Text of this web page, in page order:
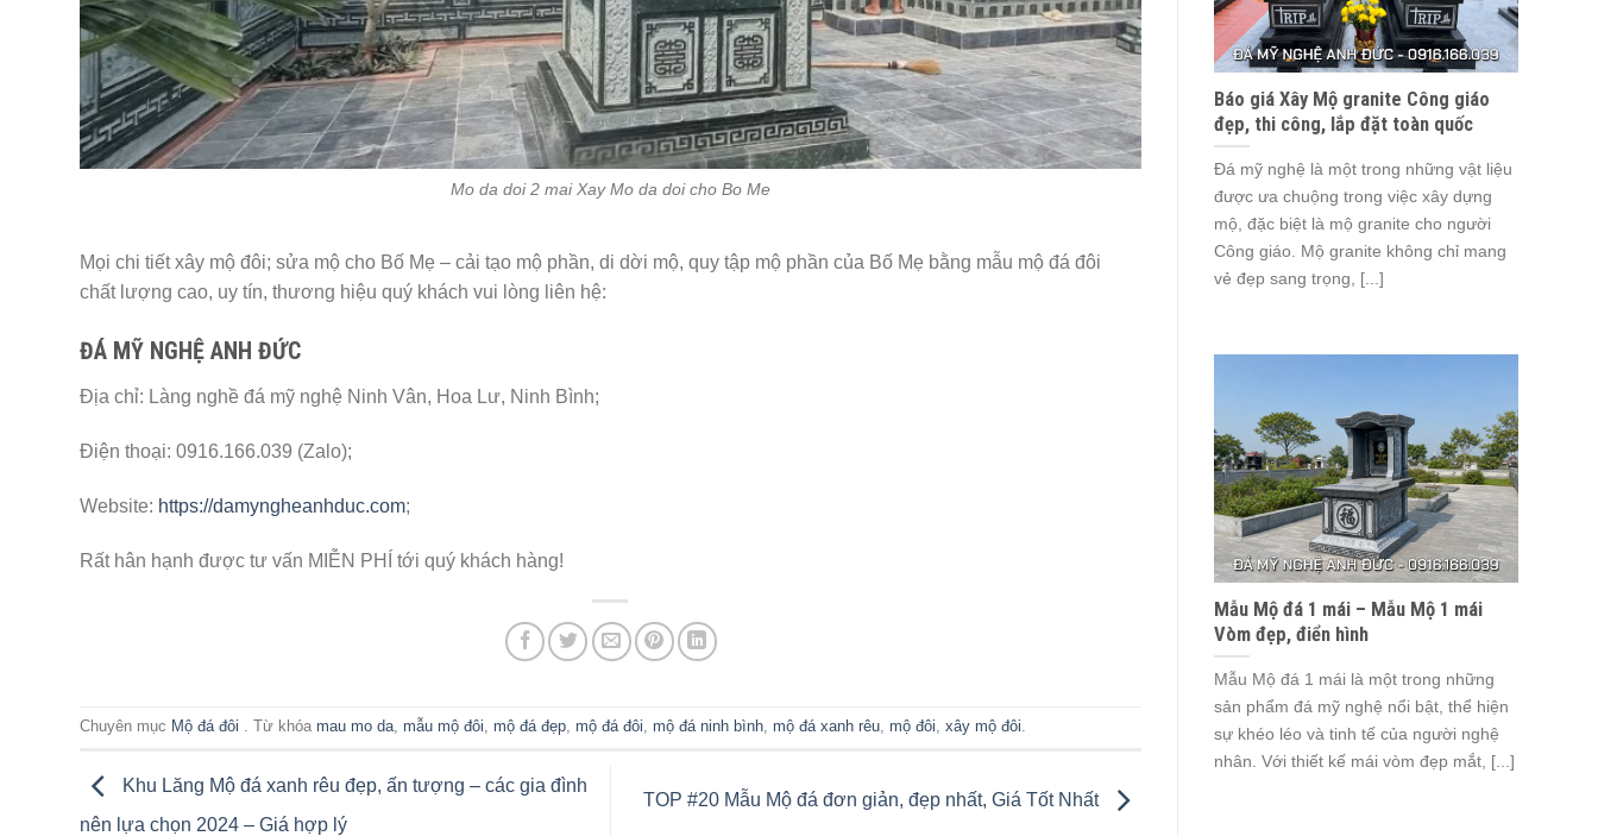
Mo da doi 2 mai Xay Mo da doi cho Bo Me
Mọi chi tiết xây mộ đôi; sửa mộ cho Bố Mẹ – cải tạo mộ phần, di dời mộ, quy tập mộ phần của Bố Mẹ bằng mẫu mộ đá đôi
chất lượng cao, uy tín, thương hiệu quý khách vui lòng liên hệ:
ĐÁ MỸ NGHỆ ANH ĐỨC
Địa chỉ: Làng nghề đá mỹ nghệ Ninh Vân, Hoa Lư, Ninh Bình;
Điện thoại: 0916.166.039 (Zalo);
Website: https://damyngheanhduc.com;
Rất hân hạnh được tư vấn MIỄN PHÍ tới quý khách hàng!
Chuyên mục Mộ đá đôi . Từ khóa mau mo da mẫu mộ đôi mộ đá đẹp mộ đá đôi mộ đá ninh bình mộ đá xanh rêu mộ đôi xây mộ đôi
Khu Lăng Mộ đá xanh rêu đẹp, ấn tượng – các gia đình
nên lựa chọn 2024 – Giá hợp lý
TOP #20 Mẫu Mộ đá đơn giản, đẹp nhất, Giá Tốt Nhất
Báo giá Xây Mộ granite Công giáo
đẹp, thi công, lắp đặt toàn quốc
Đá mỹ nghệ là một trong những vật liệu
được ưa chuộng trong việc xây dựng
mộ, đặc biệt là mộ granite cho người
Công giáo. Mộ granite không chỉ mang
vẻ đẹp sang trọng, [...]
Mẫu Mộ đá 1 mái – Mẫu Mộ 1 mái
Vòm đẹp, điển hình
Mẫu Mộ đá 1 mái là một trong những
sản phẩm đá mỹ nghệ nổi bật, thể hiện
sự khéo léo và tinh tế của người nghệ
nhân. Với thiết kế mái vòm đẹp mắt, [...]